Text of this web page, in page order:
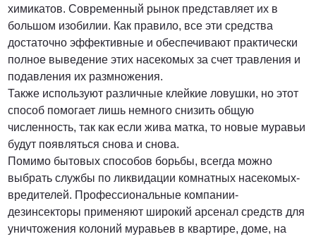
химикатов. Современный рынок представляет их в
большом изобилии. Как правило, все эти средства
достаточно эффективные и обеспечивают практически
полное выведение этих насекомых за счет травления и
подавления их размножения.
Также используют различные клейкие ловушки, но этот
способ помогает лишь немного снизить общую
численность, так как если жива матка, то новые муравьи
будут появляться снова и снова.
Помимо бытовых способов борьбы, всегда можно
выбрать службы по ликвидации комнатных насекомых-
вредителей. Профессиональные компании-
дезинсекторы применяют широкий арсенал средств для
уничтожения колоний муравьев в квартире, доме, на